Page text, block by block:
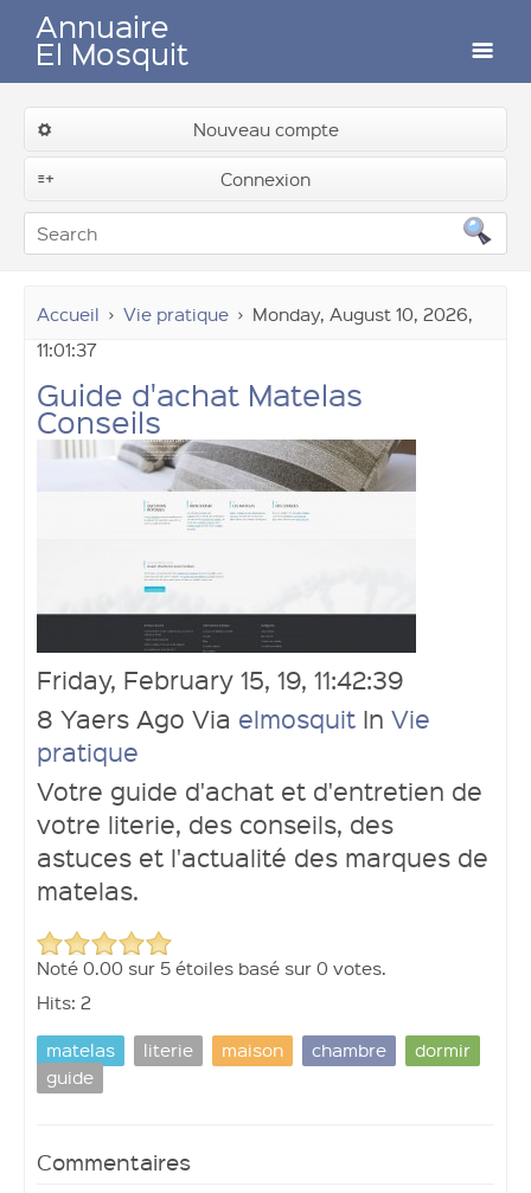
Annuaire
El Mosquit
Auteurs
Nouveau compte
Connexion
Ouvrir un compte
Connexion
Soumettre un lien
Accueil Vie pratique
Monday, August 10, 2026,
11:01:37
Guide d'achat Matelas
Conseils
Friday, February 15, 19, 11:42:39
8 Yaers Ago Via elmosquit In Vie
pratique
Votre guide d'achat et d'entretien de
votre literie, des conseils, des
astuces et l'actualité des marques de
matelas.
Noté 0.00 sur 5 étoiles basé sur 0 votes.
Hits: 2
matelas
literie maison chambre
dormir
guide
Commentaires